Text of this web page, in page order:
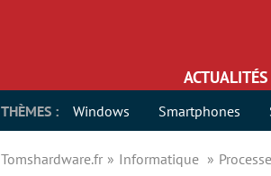
ACTUALITÉS
THÈMES : Windows Smartphones
Tomshardware.fr Informatique